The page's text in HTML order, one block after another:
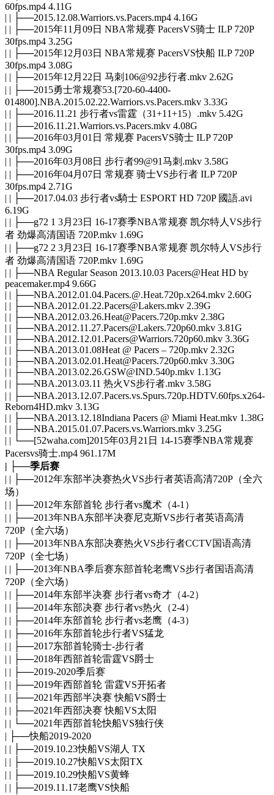
60fps.mp4 4.11G
| | ├──2015.12.08.Warriors.vs.Pacers.mp4 4.16G
| | ├──2015年11月09日 NBA常规赛 PacersVS骑士 ILP 720P
30fps.mp4 3.25G
| | ├──2015年12月03日 NBA常规赛 PacersVS快船 ILP 720P
30fps.mp4 3.08G
| | ├──2015年12月22日 马刺106@92步行者.mkv 2.62G
| | ├──2015勇士常规赛53.[720-60-4400-
014800].NBA.2015.02.22.Warriors.vs.Pacers.mkv 3.33G
| | ├──2016.11.21 步行者vs雷霆（31+11+15）.mkv 5.42G
| | ├──2016.11.21.Warriors.vs.Pacers.mkv 4.08G
| | ├──2016年03月01日 常规赛 PacersVS骑士 ILP 720P
30fps.mp4 3.09G
| | ├──2016年03月08日 步行者99@91马刺.mkv 3.58G
| | ├──2016年04月07日 常规赛 骑士VS步行者 ILP 720P
30fps.mp4 2.71G
| | ├──2017.04.03 步行者vs騎士 ESPORT HD 720P 國語.avi
6.19G
| | ├──g72 1 3月23日 16-17赛季NBA常规赛 凯尔特人VS步行
者 劲爆高清国语 720P.mkv 1.69G
| | ├──g72 2 3月23日 16-17赛季NBA常规赛 凯尔特人VS步行
者 劲爆高清国语 720P.mkv 1.69G
| | ├──NBA Regular Season 2013.10.03 Pacers@Heat HD by
peacemaker.mp4 9.66G
| | ├──NBA.2012.01.04.Pacers.@.Heat.720p.x264.mkv 2.60G
| | ├──NBA.2012.01.22.Pacers@Lakers.mkv 2.39G
| | ├──NBA.2012.03.26.Heat@Pacers.720p.mkv 2.38G
| | ├──NBA.2012.11.27.Pacers@Lakers.720p60.mkv 3.81G
| | ├──NBA.2012.12.01.Pacers@Warriors.720p60.mkv 3.36G
| | ├──NBA.2013.01.08Heat @ Pacers – 720p.mkv 2.32G
| | ├──NBA.2013.02.01.Heat@Pacers.720p60.mkv 3.30G
| | ├──NBA.2013.02.26.GSW@IND.540p.mkv 1.13G
| | ├──NBA.2013.03.11 热火VS步行者.mkv 3.58G
| | ├──NBA.2013.12.07.Pacers.vs.Spurs.720p.HDTV.60fps.x264-
Reborn4HD.mkv 3.13G
| | ├──NBA.2013.12.18Indiana Pacers @ Miami Heat.mkv 1.38G
| | ├──NBA.2015.01.07.Pacers.vs.Warriors.mkv 3.25G
| | └──[52waha.com]2015年03月21日 14-15赛季NBA常规赛
Pacersvs骑士.mp4 961.17M
| ├──季后赛
| | ├──2012年东部半决赛热火VS步行者英语高清720P（全六
场）
| | ├──2012年东部首轮 步行者vs魔术（4-1）
| | ├──2013年NBA东部半决赛尼克斯VS步行者英语高清
720P（全六场）
| | ├──2013年NBA东部决赛热火VS步行者CCTV国语高清
720P（全七场）
| | ├──2013年NBA季后赛东部首轮老鹰VS步行者国语高清
720P（全六场）
| | ├──2014年东部半决赛 步行者vs奇才（4-2）
| | ├──2014年东部决赛 步行者vs热火（2-4）
| | ├──2014年东部首轮 步行者vs老鹰（4-3）
| | ├──2016年东部首轮步行者VS猛龙
| | ├──2017东部首轮骑士-步行者
| | ├──2018年西部首轮雷霆VS爵士
| | ├──2019-2020季后赛
| | ├──2019年西部首轮 雷霆VS开拓者
| | ├──2021年西部半决赛 快船VS爵士
| | ├──2021年西部决赛 快船VS太阳
| | └──2021年西部首轮快船VS独行侠
| ├──快船2019-2020
| | ├──2019.10.23快船VS湖人 TX
| | ├──2019.10.27快船VS太阳TX
| | ├──2019.10.29快船VS黄蜂
| | ├──2019.11.17老鹰VS快船